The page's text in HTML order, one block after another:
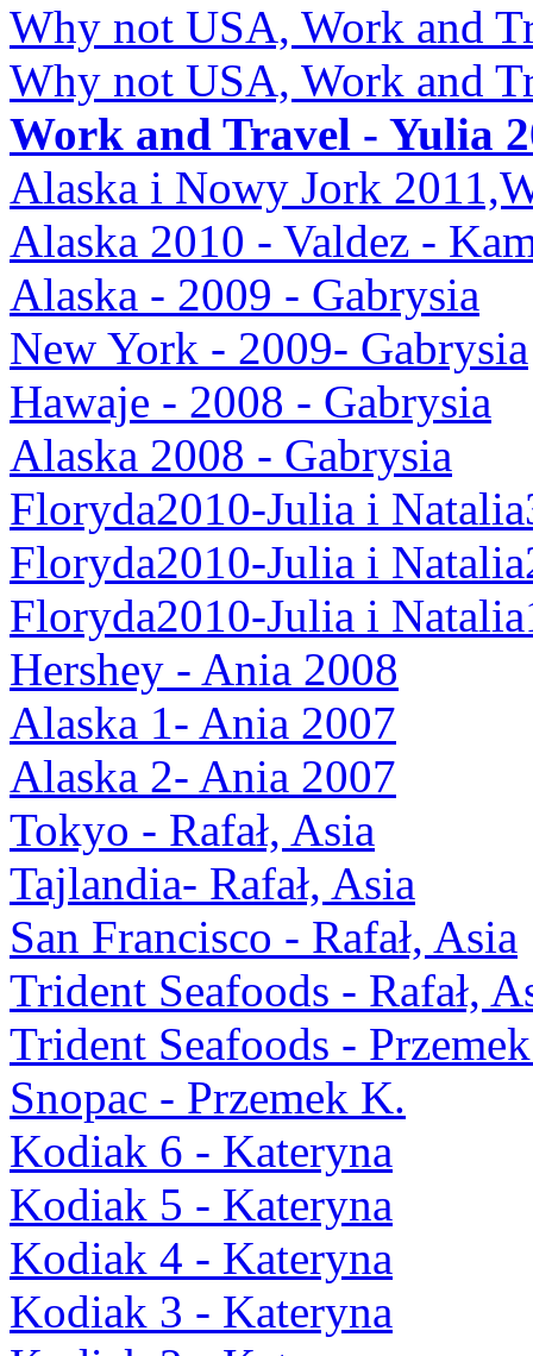
Why not USA, Work and
Why not USA, Work and
Work and Travel - Yulia
Alaska i Nowy Jork
Alaska 2010 - Valdez -
Alaska - 2009 - Gabrysia
New York - 2009- Gabrysia
Hawaje - 2008 - Gabrysia
Alaska 2008 - Gabrysia
Floryda2010-Julia i
Floryda2010-Julia i
Floryda2010-Julia i
Hershey - Ania 2008
Alaska 1- Ania 2007
Alaska 2- Ania 2007
Tokyo - Rafał, Asia
Tajlandia- Rafał, Asia
San Francisco - Rafał, Asia
Trident Seafoods - Rafał,
Trident Seafoods -
Snopac - Przemek K.
Kodiak 6 - Kateryna
Kodiak 5 - Kateryna
Kodiak 4 - Kateryna
Kodiak 3 - Kateryna